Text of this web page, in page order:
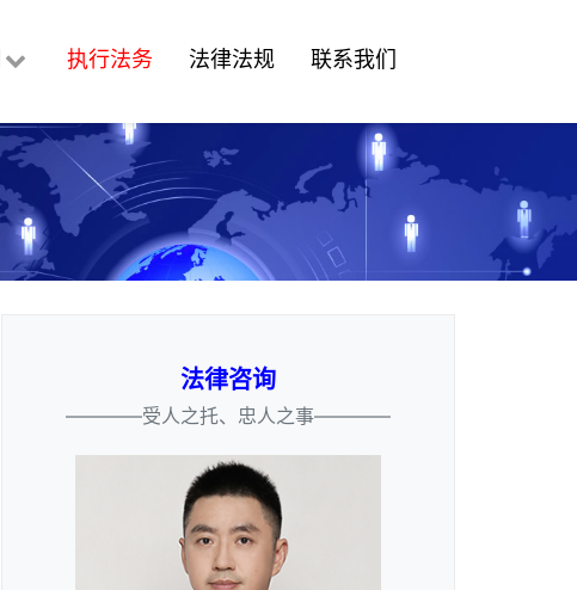
执行法务 法律法规 联系我们
法律咨询
————受人之托、忠人之事————